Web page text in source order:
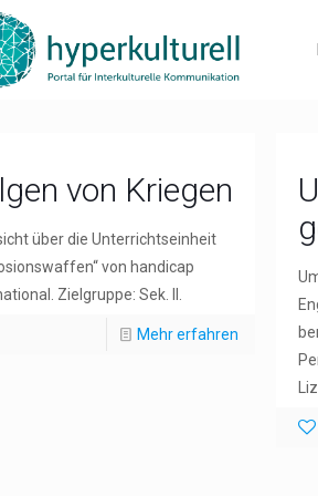
von Kriegen
über die Unterrichtseinheit
von handicap
Zielgruppe: Sek. II.
Mehr erfahren